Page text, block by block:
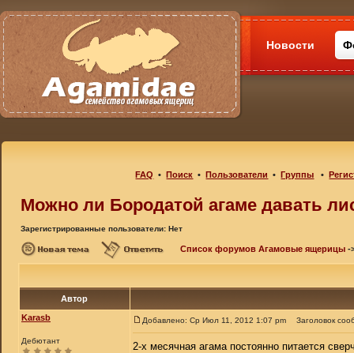
Новости
FAQ •Поиск •Пользователи •Группы •
Можно ли Бородатой агаме давать
Зарегистрированные пользователи: Нет
Список форумов Агамовые ящерицы -
Автор
Karasb
Дебютант
Добавлено: Ср Июл 11, 2012 1:07 pm Заголовок
2-х месячная агама постоянно питается